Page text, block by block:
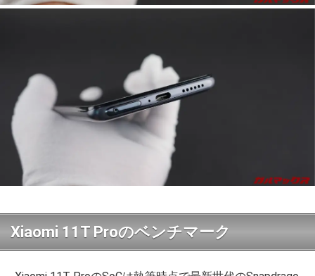
Xiaomi 11T Proのベンチマーク